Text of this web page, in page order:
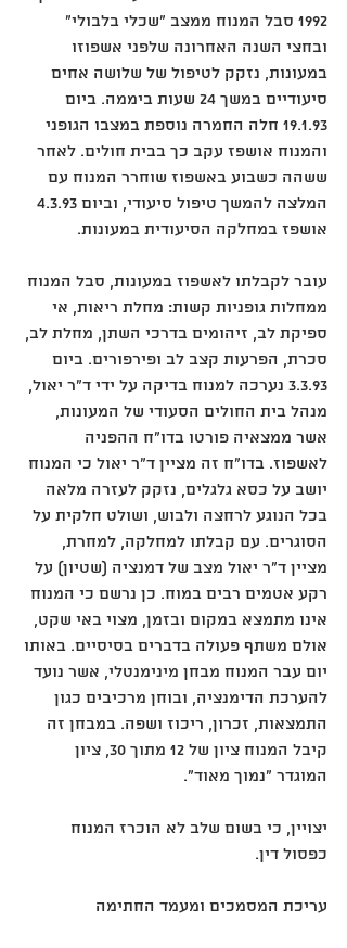
‎1992 סבל המנוח ממצב "שכלי בלבולי"
ובחצי השנה האחרונה שלפני אשפוזו
במעונות, נזקק לטיפול של שלושה אחים
סיעודיים במשך ‎24 שעות ביממה. ביום
‎19.1.93 חלה החמרה נוספת במצבו הגופני
והמנוח אושפז עקב כך בבית חולים. לאחר
ששהה כשבוע באשפוז שוחרר המנוח עם
אושפז במחלקה הסיעודית במעונות.
עובר לקבלתו לאשפוז במעונות, סבל המנוח
ממחלות גופניות קשות: מחלת ריאות, אי
ספיקת לב, זיהומים בדרכי השתן, מחלת לב,
סכרת, הפרעות קצב לב ופירפורים. ביום
‎3.3.93 נערכה למנוח בדיקה על ידי ד"ר יאול,
מנהל בית החולים הסעודי של המעונות,
אשר ממצאיה פורטו בדו"ח ההפניה
לאשפוז. בדו"ח זה מציין ד"ר יאול כי המנוח
יושב על כסא גלגלים, נזקק לעזרה מלאה
בכל הנוגע לרחצה ולבוש, ושולט חלקית על
הסוגרים. עם קבלתו למחלקה, למחרת,
מציין ד"ר יאול מצב של דמנציה (שטיון) על
רקע אטמים רבים במוח. כן נרשם כי המנוח
אינו מתמצא במקום ובזמן, מצוי באי שקט,
אולם משתף פעולה בדברים בסיסיים. באותו
יום עבר המנוח מבחן מינימנטלי, אשר נועד
להערכת הדימנציה, ובוחן מרכיבים כגון
התמצאות, זכרון, ריכוז ושפה. במבחן זה
קיבל המנוח ציון של ‎12 מתוך ‎30, ציון
המוגדר "נמוך מאוד".
יצויין, כי בשום שלב לא הוכרז המנוח
כפסול דין.
עריכת המסמכים ומעמד החתימה